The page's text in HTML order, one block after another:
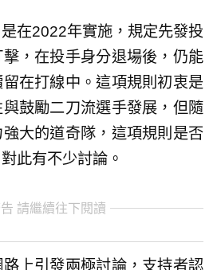
在2022年實施，規定先發投
，在投手身分退場後，仍能
在打線中。這項規則初衷是
鼓勵二刀流選手發展，但隨
大的道奇隊，這項規則是否
此有不少討論。
請繼續往下閱讀
上引發兩極討論，支持者認